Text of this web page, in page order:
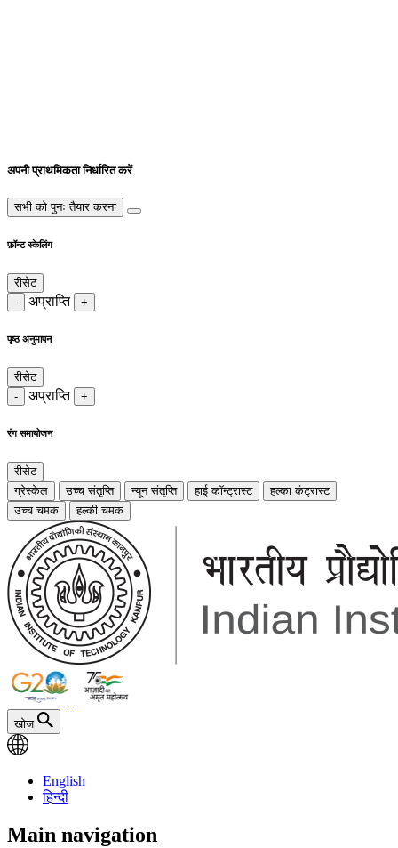
अपनी प्राथमिकता निर्धारित करें
सभी को पुनः तैयार करना
फ़ॉन्ट स्केलिंग
रीसेट
-
अप्राप्ति +
पृष्ठ अनुमापन
रीसेट
-
अप्राप्ति +
रंग समायोजन
रीसेट
ग्रेस्केल
उच्च संतृप्ति न्यून संतृप्ति हाई कॉन्ट्रास्ट
हल्का कंट्रास्ट
उच्च चमक
हल्की चमक
खोज
English
हिन्दी
Main navigation